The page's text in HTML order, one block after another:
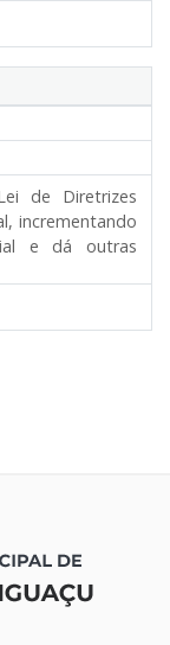
de Diretrizes
incrementando
e dá outras